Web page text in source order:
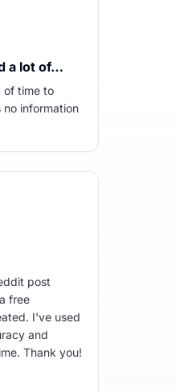
a lot of…
of time to
information
post
free
I've used
and
Thank you!